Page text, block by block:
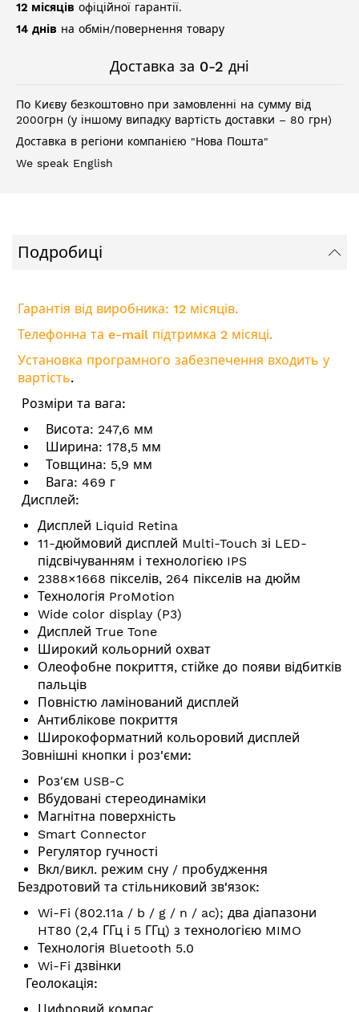
12 місяців офіційної гарантії.
14 днів на обмін/повернення товару
Доставка за 0-2 дні
По Києву безкоштовно при замовленні на сумму від
2000грн (у іншому випадку вартість доставки – 80 грн)
Доставка в регіони компанією "Нова Пошта"
We speak English
Подробиці
Гарантія від виробника: 12 місяців.
Телефонна та e-mail підтримка 2 місяці.
Установка програмного забезпечення входить у
вартість.
Розміри та вага:
Висота: 247,6 мм
Ширина: 178,5 мм
Товщина: 5,9 мм
Вага: 469 г
Дисплей:
Дисплей Liquid Retina
11-дюймовий дисплей Multi-Touch зі LED-
підсвічуванням і технологією IPS
2388×1668 пікселів, 264 пікселів на дюйм
Технологія ProMotion
Wide color display (P3)
Дисплей True Tone
Широкий кольорний охват
Олеофобне покриття, стійке до появи відбитків
пальців
Повністю ламінований дисплей
Антиблікове покриття
Широкоформатний кольоровий дисплей
Зовнішні кнопки і роз'єми:
Роз'єм USB-C
Вбудовані стереодинаміки
Магнітна поверхність
Smart Connector
Регулятор гучності
Вкл/викл. режим сну / пробудження
Бездротовий та стільниковий зв'язок:
Wi-Fi (802.11a / b / g / n / ac); два діапазони
HT80 (2,4 ГГц і 5 ГГц) з технологією MIMO
Технологія Bluetooth 5.0
Wi-Fi дзвінки
Геолокація:
Цифровий компас